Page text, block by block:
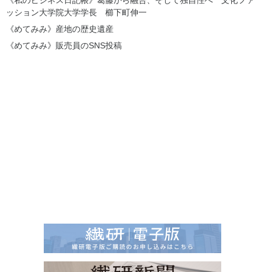
ッション大学院大学学長 櫛下町伸一
《めてみみ》産地の歴史遺産
《めてみみ》販売員のSNS投稿